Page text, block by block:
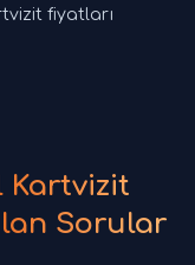
fiyatları
Kartvizit
Sorular